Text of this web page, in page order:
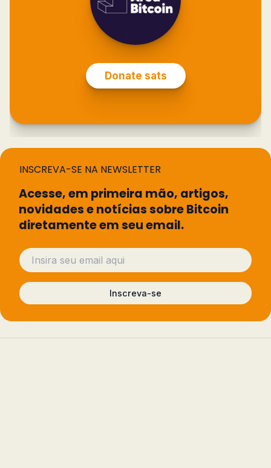
INSCREVA-SE NA NEWSLETTER
Acesse, em primeira mão, artigos,
novidades e notícias sobre Bitcoin
diretamente em seu email.
Inscreva-se